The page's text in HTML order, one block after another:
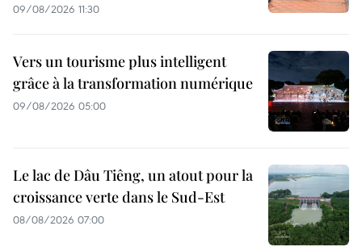
09/08/2026 11:30
Vers un tourisme plus intelligent
grâce à la transformation numérique
09/08/2026 05:00
Le lac de Dâu Tiêng, un atout pour la
croissance verte dans le Sud-Est
08/08/2026 07:00